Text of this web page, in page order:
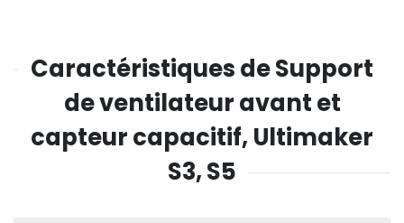
Caractéristiques de Support
de ventilateur avant et
capteur capacitif, Ultimaker
S3, S5